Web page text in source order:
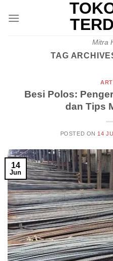
Mitra
TAG
Besi Polos:
dan Tips
POSTED ON 14
14
Jun